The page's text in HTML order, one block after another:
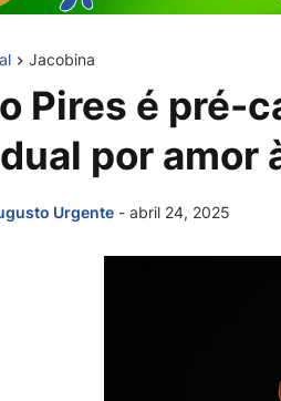
Jacobina
Pires é pré-
por amor
Urgente - abril 24, 2025